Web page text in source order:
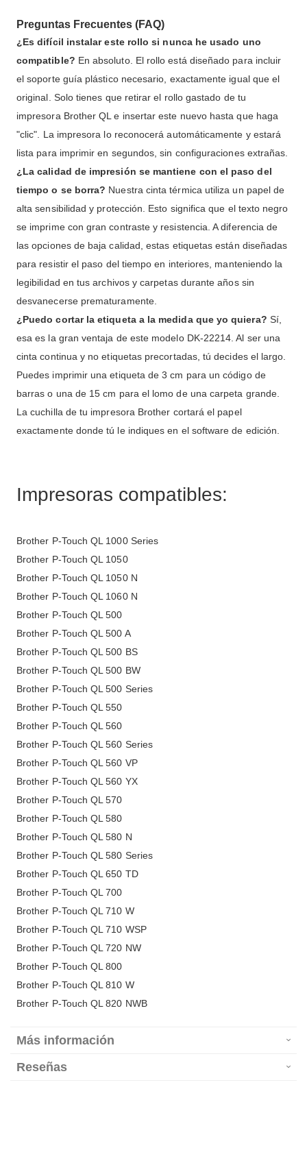
Preguntas Frecuentes (FAQ)
¿Es difícil instalar este rollo si nunca he usado uno
compatible? En absoluto. El rollo está diseñado para incluir
el soporte guía plástico necesario, exactamente igual que el
original. Solo tienes que retirar el rollo gastado de tu
impresora Brother QL e insertar este nuevo hasta que haga
"clic". La impresora lo reconocerá automáticamente y estará
lista para imprimir en segundos, sin configuraciones extrañas.
¿La calidad de impresión se mantiene con el paso del
tiempo o se borra? Nuestra cinta térmica utiliza un papel de
alta sensibilidad y protección. Esto significa que el texto negro
se imprime con gran contraste y resistencia. A diferencia de
las opciones de baja calidad, estas etiquetas están diseñadas
para resistir el paso del tiempo en interiores, manteniendo la
legibilidad en tus archivos y carpetas durante años sin
desvanecerse prematuramente.
¿Puedo cortar la etiqueta a la medida que yo quiera? Sí,
esa es la gran ventaja de este modelo DK-22214. Al ser una
cinta continua y no etiquetas precortadas, tú decides el largo.
Puedes imprimir una etiqueta de 3 cm para un código de
barras o una de 15 cm para el lomo de una carpeta grande.
La cuchilla de tu impresora Brother cortará el papel
exactamente donde tú le indiques en el software de edición.
Impresoras compatibles:
Brother P-Touch QL 1000 Series
Brother P-Touch QL 1050
Brother P-Touch QL 1050 N
Brother P-Touch QL 1060 N
Brother P-Touch QL 500
Brother P-Touch QL 500 A
Brother P-Touch QL 500 BS
Brother P-Touch QL 500 BW
Brother P-Touch QL 500 Series
Brother P-Touch QL 550
Brother P-Touch QL 560
Brother P-Touch QL 560 Series
Brother P-Touch QL 560 VP
Brother P-Touch QL 560 YX
Brother P-Touch QL 570
Brother P-Touch QL 580
Brother P-Touch QL 580 N
Brother P-Touch QL 580 Series
Brother P-Touch QL 650 TD
Brother P-Touch QL 700
Brother P-Touch QL 710 W
Brother P-Touch QL 710 WSP
Brother P-Touch QL 720 NW
Brother P-Touch QL 800
Brother P-Touch QL 810 W
Brother P-Touch QL 820 NWB
Más información
Reseñas